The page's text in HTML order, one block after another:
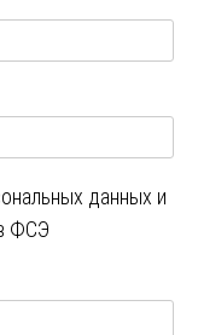
данных и
ФСЭ